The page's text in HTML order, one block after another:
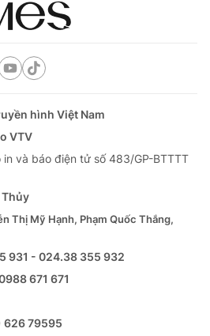
hình Việt Nam
VTV
và báo điện tử số 483/GP-BTTTT
Thị Mỹ Hạnh, Phạm Quốc Thắng,
931 - 024.38 355 932
671 671
626 79595